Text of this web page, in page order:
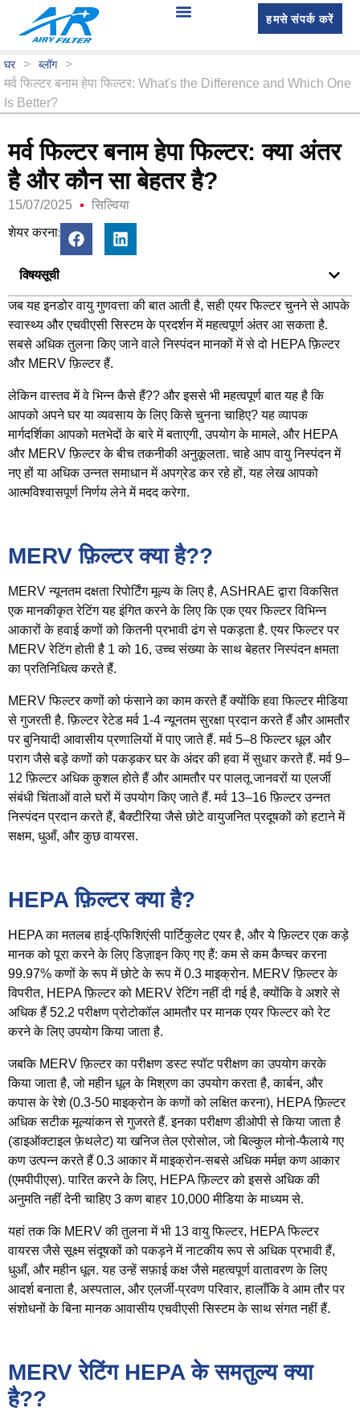
हमसे संपर्क करें
घर > ब्लॉग
>
मर्व फिल्टर बनाम हेपा फिल्टर: What's the Difference and Which One
Is Better?
मर्व फिल्टर बनाम हेपा फिल्टर: क्या अंतर
है और कौन सा बेहतर है?
15/07/2025 सिल्विया
शेयर करना:
विषयसूची
जब यह इनडोर वायु गुणवत्ता की बात आती है, सही एयर फिल्टर चुनने से आपके
स्वास्थ्य और एचवीएसी सिस्टम के प्रदर्शन में महत्वपूर्ण अंतर आ सकता है.
सबसे अधिक तुलना किए जाने वाले निस्पंदन मानकों में से दो HEPA फ़िल्टर
और MERV फ़िल्टर हैं.
लेकिन वास्तव में वे भिन्न कैसे हैं?? और इससे भी महत्वपूर्ण बात यह है कि
आपको अपने घर या व्यवसाय के लिए किसे चुनना चाहिए? यह व्यापक
मार्गदर्शिका आपको मतभेदों के बारे में बताएगी, उपयोग के मामले, और HEPA
और MERV फ़िल्टर के बीच तकनीकी अनुकूलता. चाहे आप वायु निस्पंदन में
नए हों या अधिक उन्नत समाधान में अपग्रेड कर रहे हों, यह लेख आपको
आत्मविश्वासपूर्ण निर्णय लेने में मदद करेगा.
MERV फ़िल्टर क्या है??
MERV न्यूनतम दक्षता रिपोर्टिंग मूल्य के लिए है, ASHRAE द्वारा विकसित
एक मानकीकृत रेटिंग यह इंगित करने के लिए कि एक एयर फिल्टर विभिन्न
आकारों के हवाई कणों को कितनी प्रभावी ढंग से पकड़ता है. एयर फिल्टर पर
MERV रेटिंग होती है 1 को 16, उच्च संख्या के साथ बेहतर निस्पंदन क्षमता
का प्रतिनिधित्व करते हैं.
MERV फिल्टर कणों को फंसाने का काम करते हैं क्योंकि हवा फिल्टर मीडिया
से गुजरती है. फ़िल्टर रेटेडमर्व 1-4न्यूनतम सुरक्षा प्रदान करते हैं और आमतौर
पर बुनियादी आवासीय प्रणालियों में पाए जाते हैं.मर्व 5–8फिल्टर धूल और
पराग जैसे बड़े कणों को पकड़कर घर के अंदर की हवा में सुधार करते हैं.मर्व 9–
12 फ़िल्टर अधिक कुशल होते हैं और आमतौर पर पालतू जानवरों या एलर्जी
संबंधी चिंताओं वाले घरों में उपयोग किए जाते हैं.मर्व 13–16फ़िल्टर उन्नत
निस्पंदन प्रदान करते हैं, बैक्टीरिया जैसे छोटे वायुजनित प्रदूषकों को हटाने में
सक्षम, धुआँ, और कुछ वायरस.
HEPA फ़िल्टर क्या है?
HEPA का मतलब हाई-एफिशिएंसी पार्टिकुलेट एयर है, और ये फ़िल्टर एक कड़े
मानक को पूरा करने के लिए डिज़ाइन किए गए हैं: कम से कम कैप्चर करना
99.97% कणों के रूप में छोटे के रूप में 0.3 माइक्रोन. MERV फ़िल्टर के
विपरीत, HEPA फ़िल्टर को MERV रेटिंग नहीं दी गई है, क्योंकि वे अशरे से
अधिक हैं 52.2 परीक्षण प्रोटोकॉल आमतौर पर मानक एयर फिल्टर को रेट
करने के लिए उपयोग किया जाता है.
जबकि MERV फ़िल्टर का परीक्षण डस्ट स्पॉट परीक्षण का उपयोग करके
किया जाता है, जो महीन धूल के मिश्रण का उपयोग करता है, कार्बन, और
कपास के रेशे (0.3-50 माइक्रोन के कणों को लक्षित करना), HEPA फ़िल्टर
अधिक सटीक मूल्यांकन से गुजरते हैं. इनका परीक्षण डीओपी से किया जाता है
(डाइऑक्टाइल फ़ेथलेट) या खनिज तेल एरोसोल, जो बिल्कुल मोनो-फैलाये गए
कण उत्पन्न करते हैं 0.3 आकार में माइक्रोन-सबसे अधिक मर्मज्ञ कण आकार
(एमपीपीएस). पारित करने के लिए, HEPA फ़िल्टर को इससे अधिक की
अनुमति नहीं देनी चाहिए 3 कण बाहर 10,000 मीडिया के माध्यम से.
यहां तक ​​कि MERV की तुलना में भी 13 वायु फिल्टर, HEPA फिल्टर
वायरस जैसे सूक्ष्म संदूषकों को पकड़ने में नाटकीय रूप से अधिक प्रभावी हैं,
धुआँ, और महीन धूल. यह उन्हें सफ़ाई कक्ष जैसे महत्वपूर्ण वातावरण के लिए
आदर्श बनाता है, अस्पताल, और एलर्जी-प्रवण परिवार, हालाँकि वे आम तौर पर
संशोधनों के बिना मानक आवासीय एचवीएसी सिस्टम के साथ संगत नहीं हैं.
MERV रेटिंग HEPA के समतुल्य क्या
है??